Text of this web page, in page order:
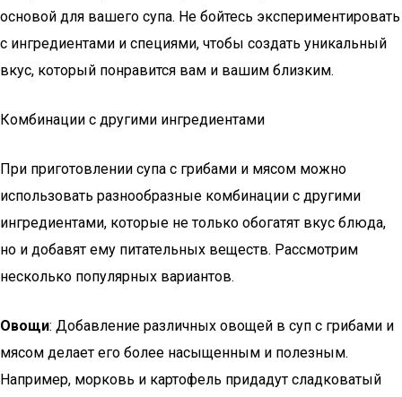
основой для вашего супа. Не бойтесь экспериментировать
с ингредиентами и специями, чтобы создать уникальный
вкус, который понравится вам и вашим близким.
Комбинации с другими ингредиентами
При приготовлении супа с грибами и мясом можно
использовать разнообразные комбинации с другими
ингредиентами, которые не только обогатят вкус блюда,
но и добавят ему питательных веществ. Рассмотрим
несколько популярных вариантов.
Овощи: Добавление различных овощей в суп с грибами и
мясом делает его более насыщенным и полезным.
Например, морковь и картофель придадут сладковатый